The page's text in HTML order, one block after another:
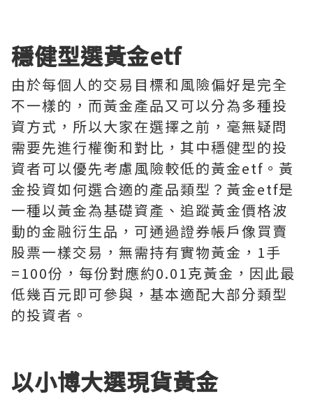
穩健型選黃金etf
由於每個人的交易目標和風險偏好是完全
不一樣的，而黃金產品又可以分為多種投
資方式，所以大家在選擇之前，毫無疑問
需要先進行權衡和對比，其中穩健型的投
資者可以優先考慮風險較低的黃金etf。黃
金投資如何選合適的產品類型？黃金etf是
一種以黃金為基礎資產、追蹤黃金價格波
動的金融衍生品，可通過證券帳戶像買賣
股票一樣交易，無需持有實物黃金，1手
=100份，每份對應約0.01克黃金，因此最
低幾百元即可參與，基本適配大部分類型
的投資者。
以小博大選現貨黃金